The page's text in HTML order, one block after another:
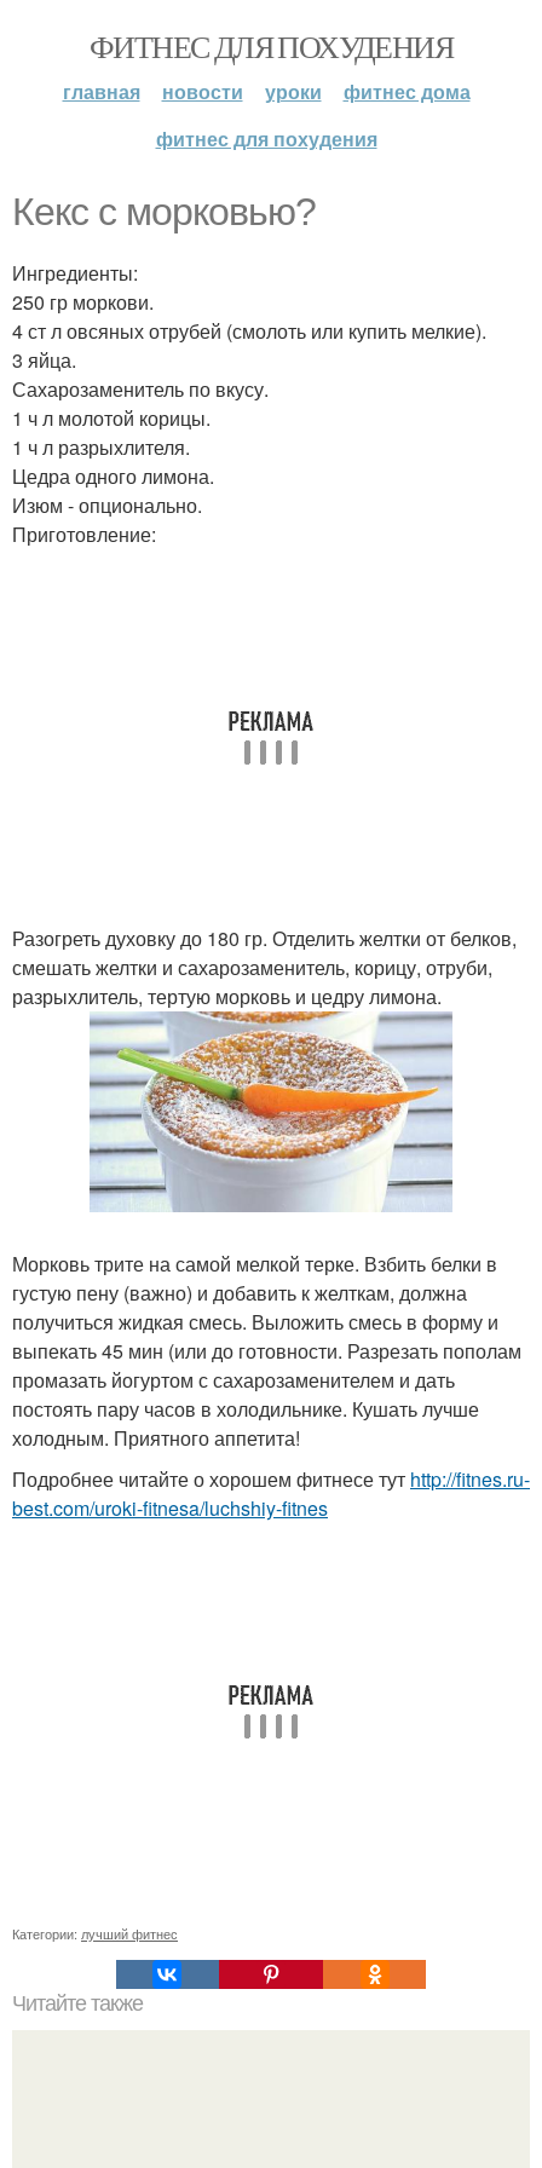
ФИТНЕС ДЛЯ ПОХУДЕНИЯ
главная новости уроки
фитнес дома
фитнес для похудения
Кекс с морковью?
Ингредиенты:
250 гр моркови.
4 ст л овсяных отрубей (смолоть или купить мелкие).
3 яйца.
Сахарозаменитель по вкусу.
1 ч л молотой корицы.
1 ч л разрыхлителя.
Цедра одного лимона.
Изюм - опционально.
Приготовление:
Разогреть духовку до 180 гр. Отделить желтки от белков,
смешать желтки и сахарозаменитель, корицу, отруби,
разрыхлитель, тертую морковь и цедру лимона.
Морковь трите на самой мелкой терке. Взбить белки в
густую пену (важно) и добавить к желткам, должна
получиться жидкая смесь. Выложить смесь в форму и
выпекать 45 мин (или до готовности. Разрезать пополам
промазать йогуртом с сахарозаменителем и дать
постоять пару часов в холодильнике. Кушать лучше
холодным. Приятного аппетита!
Подробнее читайте о хорошем фитнесе тут http://fitnes.ru-
best.com/uroki-fitnesa/luchshiy-fitnes
Категории: лучший фитнес
Читайте также